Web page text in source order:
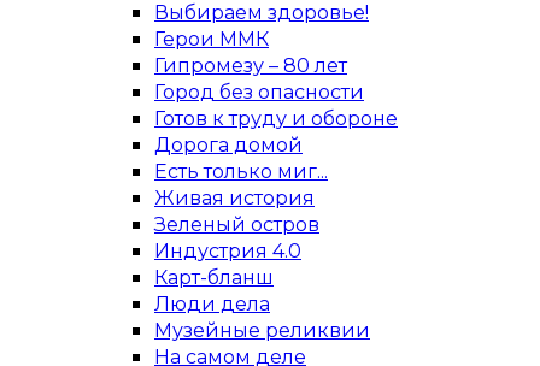
Выбираем здоровье!
Герои ММК
Гипромезу – 80 лет
Город без опасности
Готов к труду и обороне
Дорога домой
Есть только миг...
Живая история
Зеленый остров
Индустрия 4.0
Карт-бланш
Люди дела
Музейные реликвии
На самом деле